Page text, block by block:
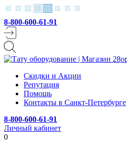
8-800-600-61-91
Скидки и Акции
Репутация
Помощь
Контакты в Санкт-Петербурге
8-800-600-61-91
Личный кабинет
0